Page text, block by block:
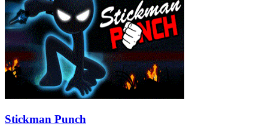
Stickman Punch